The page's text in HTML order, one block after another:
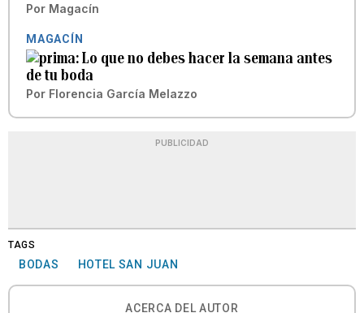
Por Magacín
MAGACÍN
Lo que no debes hacer la semana antes
de tu boda
Por Florencia García Melazzo
PUBLICIDAD
TAGS
BODAS HOTEL SAN JUAN
ACERCA DEL AUTOR